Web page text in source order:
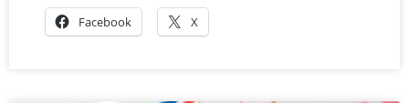
Facebook X